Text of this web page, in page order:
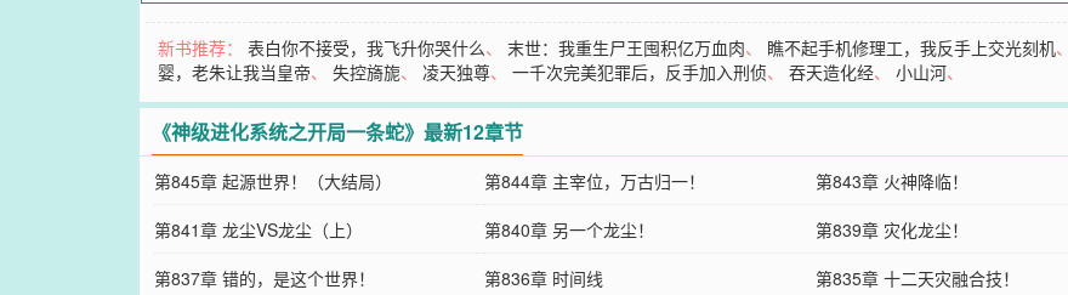
新书推荐：表白你不接受，我飞升你哭什么、末世：我重生尸王囤积亿万血肉、 瞧不起手机修理工，我反手上交光刻机、
婴，老朱让我当皇帝、失控旖旎、 凌天独尊、一千次完美犯罪后，反手加入刑侦、吞天造化经、小山河、
《神级进化系统之开局一条蛇》最新12章节
第845章 起源世界！（大结局） 第844章 主宰位，万古归一！ 第843章 火神降临！
第841章 龙尘VS龙尘（上）
第840章 另一个龙尘！ 第839章 灾化龙尘！
第837章 错的，是这个世界！
第836章 时间线 第835章 十二天灾融合技！